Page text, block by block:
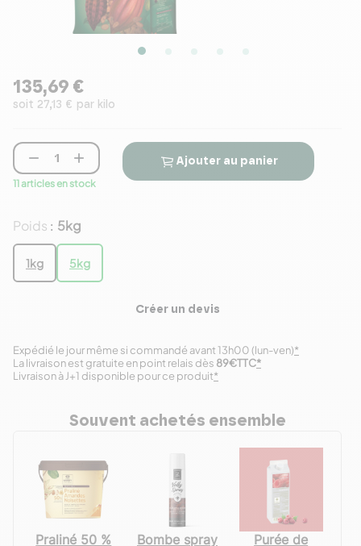
135,69 €
soit 27,13 € par kilo
Poids : 5kg
1kg 5kg
 
11 articles en stock
Ajouter au panier
Créer un devis
Expédié le jour même si commandé avant 13h00 (lun-ven)*
Livraison à J+1 disponible pour ce produit*
La livraison est gratuite en point relais dès 89€TTC*
Souvent achetés ensemble
Praliné 50 %
Bombe spray
Purée de